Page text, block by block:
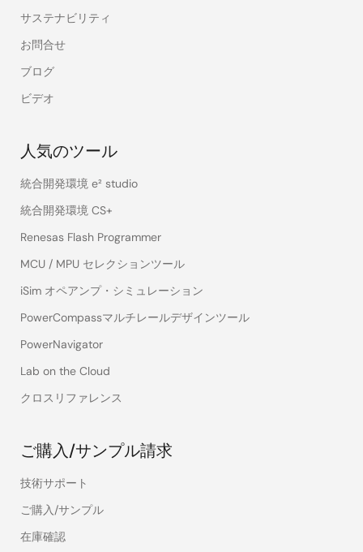
サステナビリティ
お問合せ
ブログ
ビデオ
人気のツール
統合開発環境 e² studio
統合開発環境 CS+
Renesas Flash Programmer
MCU / MPU セレクションツール
iSim オペアンプ・シミュレーション
PowerCompassマルチレールデザインツール
PowerNavigator
Lab on the Cloud
クロスリファレンス
ご購入/サンプル請求
技術サポート
ご購入/サンプル
在庫確認